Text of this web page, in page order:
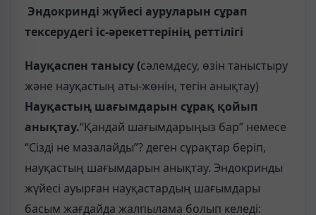
Эндокринді жүйесі ауруларын сұрап
тексерудегі іс-әрекеттерінің реттілігі
Науқаспен танысу (сәлемдесу, өзін таныстыру
және науқастың аты-жөнін, тегін анықтау)
Науқастың шағымдарын сұрақ қойып
анықтау.“Қандай шағымдарыңыз бар” немесе
“Сізді не мазалайды”? деген сұрақтар беріп,
науқастың шағымдарын анықтау. Эндокринды
жүйесі ауырған науқастардың шағымдары
басым жағдайда жалпылама болып келеді: